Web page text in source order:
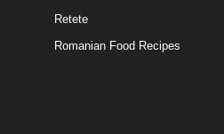
Retete
Romanian Food Recipes